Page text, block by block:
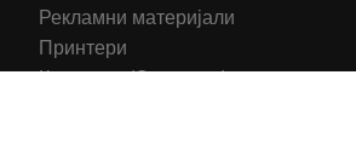
Рекламни материјали
Принтери
Кертриџи (Оригинал)